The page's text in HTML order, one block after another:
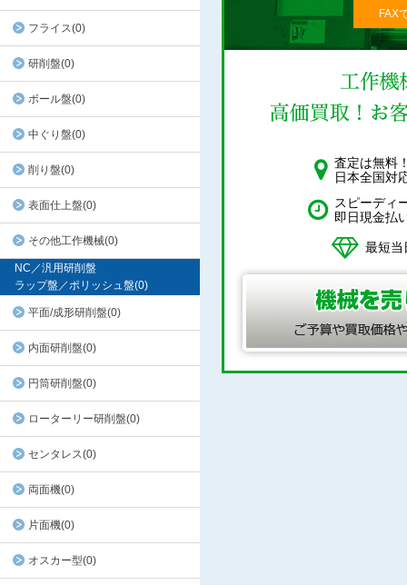
フライス(0)
研削盤(0)
ボール盤(0)
中ぐり盤(0)
削り盤(0)
表面仕上盤(0)
その他工作機械(0)
NC／汎用研削盤
ラップ盤／ポリッシュ盤(0)
平面/成形研削盤(0)
内面研削盤(0)
円筒研削盤(0)
ローターリー研削盤(0)
センタレス(0)
両面機(0)
片面機(0)
オスカー型(0)
FAX
査定は無料
日本全国対
スピーディ
即日現金払
最短当